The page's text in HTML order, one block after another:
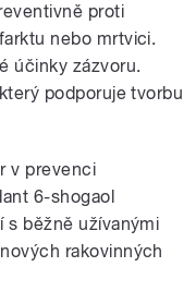
proti
nebo mrtvici.
účinky zázvoru.
podporuje tvorbu
v prevenci
6-shogaol
s běžně užívanými
rakovinných